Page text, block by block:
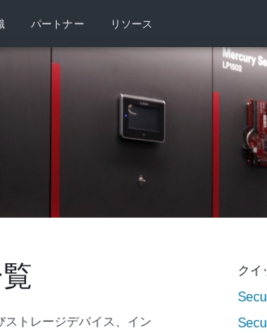
パートナー リソース
トレージデバイス、イン
クイ